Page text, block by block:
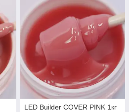
LED Builder COVER PINK 1кг